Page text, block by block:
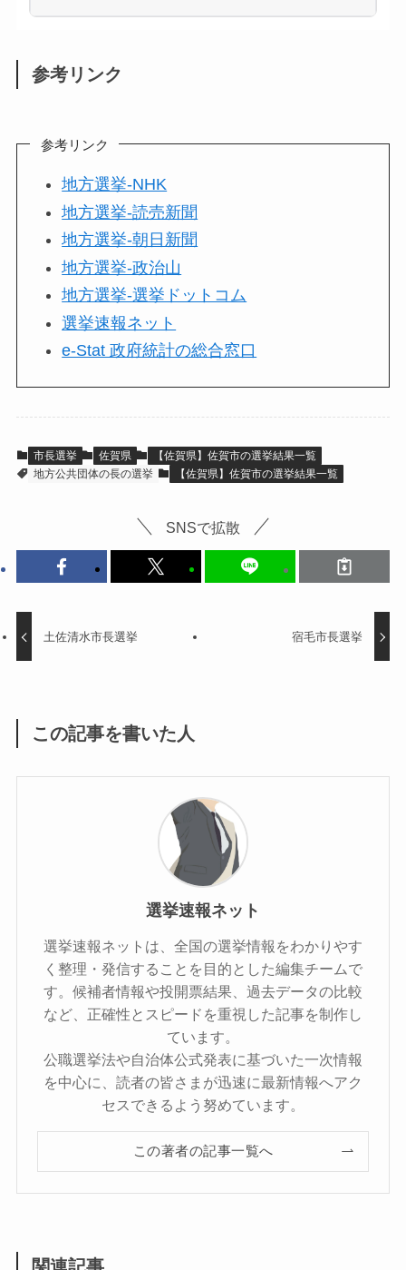
参考リンク
参考リンク
地方選挙-NHK
地方選挙-読売新聞
地方選挙-朝日新聞
地方選挙-政治山
地方選挙-選挙ドットコム
選挙速報ネット
e-Stat 政府統計の総合窓口
市長選挙 佐賀県
【佐賀県】佐賀市の選挙結果一覧
地方公共団体の長の選挙
【佐賀県】佐賀市の選挙結果一覧
SNSで拡散
土佐清水市長選挙 宿毛市長選挙
この記事を書いた人
選挙速報ネット
選挙速報ネットは、全国の選挙情報をわかりやす
く整理・発信することを目的とした編集チームで
す。候補者情報や投開票結果、過去データの比較
など、正確性とスピードを重視した記事を制作し
ています。
公職選挙法や自治体公式発表に基づいた一次情報
を中心に、読者の皆さまが迅速に最新情報へアク
セスできるよう努めています。
この著者の記事一覧へ